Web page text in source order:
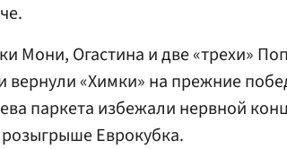
Мони, Огастина и две «трехи»
вернули «Химки» на прежние
паркета избежали нервной
Еврокубка.